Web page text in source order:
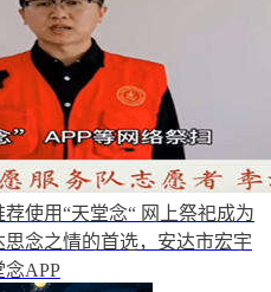
使用“天堂念“ 网上祭祀成为
念之情的首选，安达市宏宇
念APP